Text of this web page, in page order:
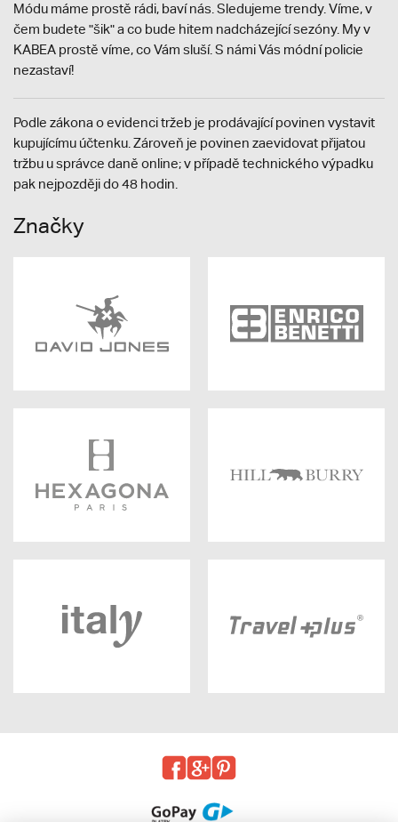
Módu máme prostě rádi, baví nás. Sledujeme trendy. Víme, v
čem budete "šik" a co bude hitem nadcházející sezóny. My v
KABEA prostě víme, co Vám sluší. S námi Vás módní policie
nezastaví!
Podle zákona o evidenci tržeb je prodávající povinen vystavit
kupujícímu účtenku. Zároveň je povinen zaevidovat přijatou
tržbu u správce daně online; v případě technického výpadku
pak nejpozději do 48 hodin.
Značky